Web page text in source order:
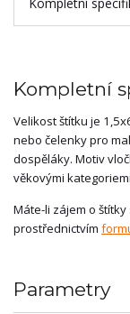
Kompletní
Velikost štítku je
nebo čelenky pro
dospěláky. Motiv
věkovými
Máte-li zájem o
prostřednictvím
Parametry